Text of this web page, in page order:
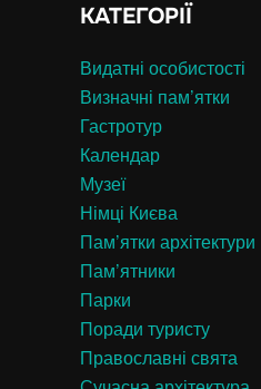
КАТЕГОРІЇ
Видатні особистості
Визначні пам’ятки
Гастротур
Календар
Музеї
Німці Києва
Пам’ятки архітектури
Пам’ятники
Парки
Поради туристу
Православні свята